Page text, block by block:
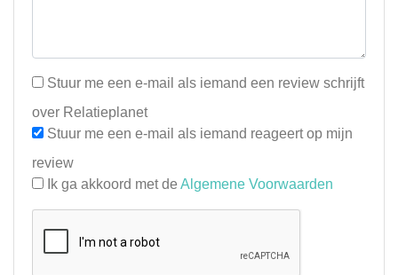
Stuur me een e-mail als iemand een review schrijft
over Relatieplanet
Stuur me een e-mail als iemand reageert op mijn
review
Ik ga akkoord met de Algemene Voorwaarden